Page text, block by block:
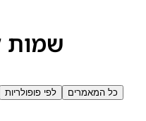
שמות
כל המאמרים לפי פופולריות